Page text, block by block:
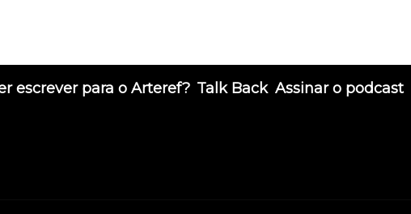
escrever para o Arteref? Talk Back Assinar o podcast